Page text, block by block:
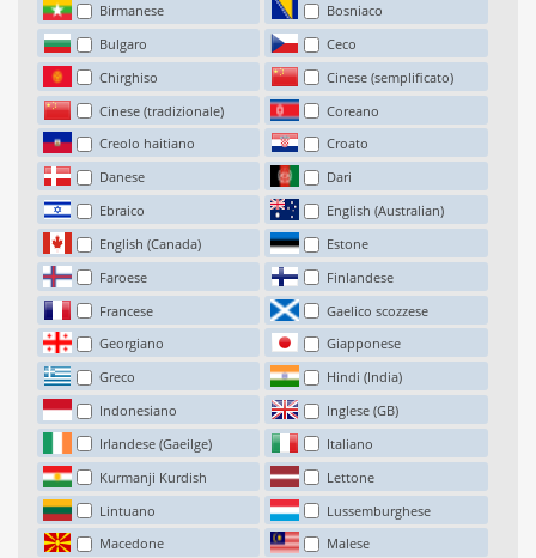
Birmanese
Bosniaco
Bulgaro
Ceco
Chirghiso
Cinese (semplificato)
Cinese (tradizionale)
Coreano
Creolo haitiano
Croato
Danese
Dari
Ebraico
English (Australian)
English (Canada)
Estone
Faroese
Finlandese
Francese
Gaelico scozzese
Georgiano
Giapponese
Greco
Hindi (India)
Indonesiano
Inglese (GB)
Irlandese (Gaeilge)
Italiano
Kurmanji Kurdish
Lettone
Lintuano
Lussemburghese
Macedone
Malese